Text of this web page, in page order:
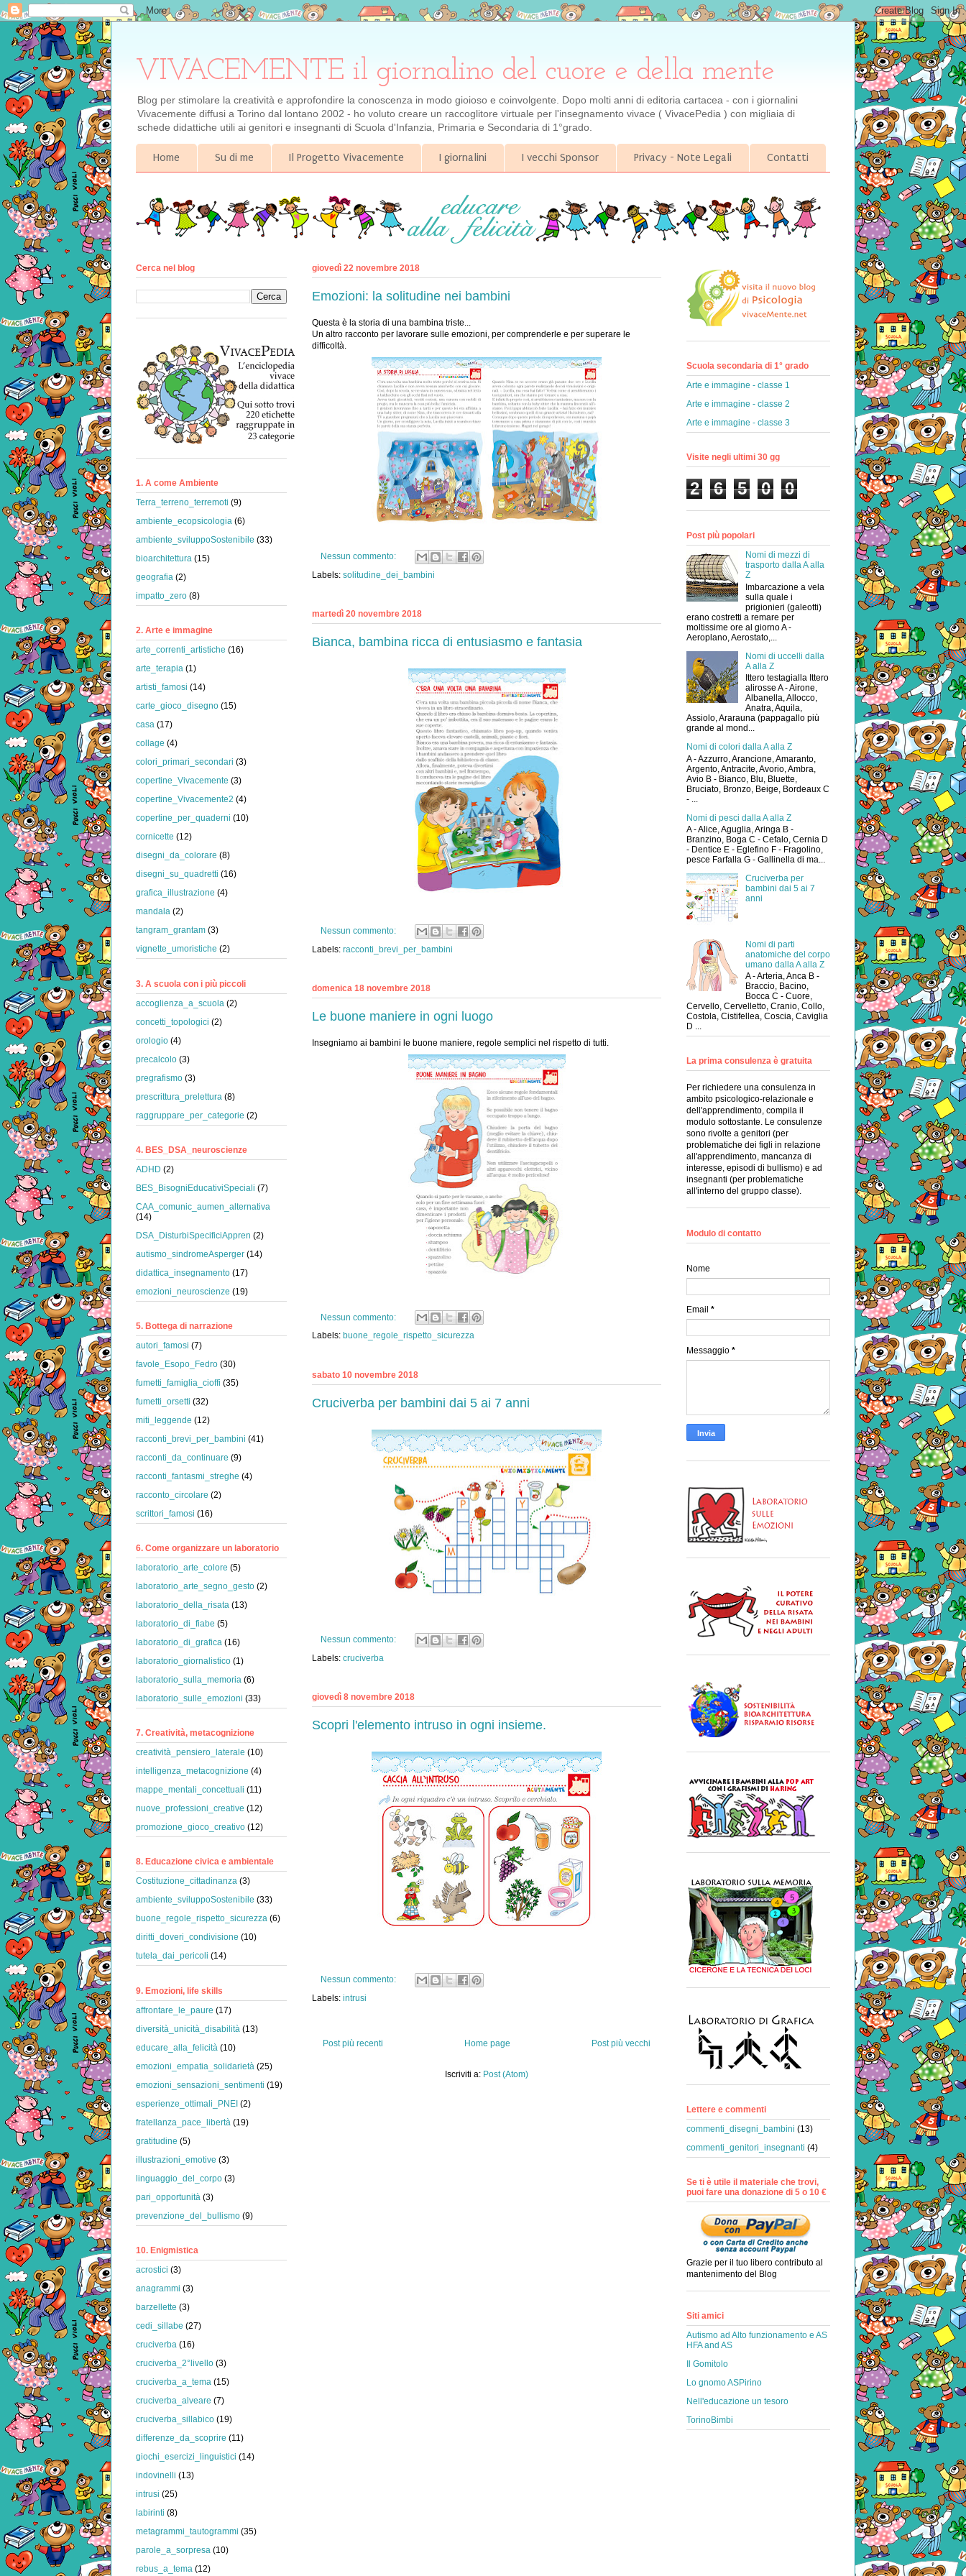
VIVACEMENTE il giornalino del cuore e della mente
Blog per stimolare la creatività e approfondire la conoscenza in modo gioioso e coinvolgente. Dopo molti anni di editoria cartacea - con i giornalini
Vivacemente diffusi a Torino dal lontano 2002 - ho voluto creare un raccoglitore virtuale per l'insegnamento vivace ( VivacePedia ) con migliaia di
schede didattiche utili ai genitori e insegnanti di Scuola d'Infanzia, Primaria e Secondaria di 1°grado.
Home Su di me Il Progetto Vivacemente I giornalini I vecchi Sponsor Privacy - Note Legali Contatti
giovedì 22 novembre 2018
Emozioni: la solitudine nei bambini
Questa è la storia di una bambina triste...
Un altro racconto per lavorare sulle emozioni, per comprenderle e per superare le
difficoltà.
Nessun commento:
Labels: solitudine_dei_bambini
martedì 20 novembre 2018
Bianca, bambina ricca di entusiasmo e fantasia
Nessun commento:
Labels: racconti_brevi_per_bambini
domenica 18 novembre 2018
Le buone maniere in ogni luogo
Insegniamo ai bambini le buone maniere, regole semplici nel rispetto di tutti.
Nessun commento:
Labels: buone_regole_rispetto_sicurezza
sabato 10 novembre 2018
Cruciverba per bambini dai 5 ai 7 anni
Nessun commento:
Labels: cruciverba
giovedì 8 novembre 2018
Scopri l'elemento intruso in ogni insieme.
Nessun commento:
Labels: intrusi
Post più recenti Post più vecchi
Home page
Iscriviti a: Post (Atom)
Cerca nel blog
1. A come Ambiente
Terra_terreno_terremoti (9)
ambiente_ecopsicologia (6)
ambiente_sviluppoSostenibile (33)
bioarchitettura (15)
geografia (2)
impatto_zero (8)
2. Arte e immagine
arte_correnti_artistiche (16)
arte_terapia (1)
artisti_famosi (14)
carte_gioco_disegno (15)
casa (17)
collage (4)
colori_primari_secondari (3)
copertine_Vivacemente (3)
copertine_Vivacemente2 (4)
copertine_per_quaderni (10)
cornicette (12)
disegni_da_colorare (8)
disegni_su_quadretti (16)
grafica_illustrazione (4)
mandala (2)
tangram_grantam (3)
vignette_umoristiche (2)
3. A scuola con i più piccoli
accoglienza_a_scuola (2)
concetti_topologici (2)
orologio (4)
precalcolo (3)
pregrafismo (3)
prescrittura_prelettura (8)
raggruppare_per_categorie (2)
4. BES_DSA_neuroscienze
ADHD (2)
BES_BisogniEducativiSpeciali (7)
CAA_comunic_aumen_alternativa
(14)
DSA_DisturbiSpecificiAppren (2)
autismo_sindromeAsperger (14)
didattica_insegnamento (17)
emozioni_neuroscienze (19)
5. Bottega di narrazione
autori_famosi (7)
favole_Esopo_Fedro (30)
fumetti_famiglia_cioffi (35)
fumetti_orsetti (32)
miti_leggende (12)
racconti_brevi_per_bambini (41)
racconti_da_continuare (9)
racconti_fantasmi_streghe (4)
racconto_circolare (2)
scrittori_famosi (16)
6. Come organizzare un laboratorio
laboratorio_arte_colore (5)
laboratorio_arte_segno_gesto (2)
laboratorio_della_risata (13)
laboratorio_di_fiabe (5)
laboratorio_di_grafica (16)
laboratorio_giornalistico (1)
laboratorio_sulla_memoria (6)
laboratorio_sulle_emozioni (33)
7. Creatività, metacognizione
creatività_pensiero_laterale (10)
intelligenza_metacognizione (4)
mappe_mentali_concettuali (11)
nuove_professioni_creative (12)
promozione_gioco_creativo (12)
8. Educazione civica e ambientale
Costituzione_cittadinanza (3)
ambiente_sviluppoSostenibile (33)
buone_regole_rispetto_sicurezza (6)
diritti_doveri_condivisione (10)
tutela_dai_pericoli (14)
9. Emozioni, life skills
affrontare_le_paure (17)
diversità_unicità_disabilità (13)
educare_alla_felicità (10)
emozioni_empatia_solidarietà (25)
emozioni_sensazioni_sentimenti (19)
esperienze_ottimali_PNEI (2)
fratellanza_pace_libertà (19)
gratitudine (5)
illustrazioni_emotive (3)
linguaggio_del_corpo (3)
pari_opportunità (3)
prevenzione_del_bullismo (9)
10. Enigmistica
acrostici (3)
anagrammi (3)
barzellette (3)
cedi_sillabe (27)
cruciverba (16)
cruciverba_2°livello (3)
cruciverba_a_tema (15)
cruciverba_alveare (7)
cruciverba_sillabico (19)
differenze_da_scoprire (11)
giochi_esercizi_linguistici (14)
indovinelli (13)
intrusi (25)
labirinti (8)
metagrammi_tautogrammi (35)
parole_a_sorpresa (10)
rebus_a_tema (12)
Scuola secondaria di 1° grado
Arte e immagine - classe 1
Arte e immagine - classe 2
Arte e immagine - classe 3
Visite negli ultimi 30 gg
2 6 5 0 0
Post più popolari
Nomi di mezzi di
trasporto dalla A alla
Z
Imbarcazione a vela
sulla quale i
prigionieri (galeotti)
erano costretti a remare per
moltissime ore al giorno A -
Aeroplano, Aerostato,...
Nomi di uccelli dalla
A alla Z
Ittero testagialla Ittero
alirosse A - Airone,
Albanella, Allocco,
Anatra, Aquila,
Assiolo, Ararauna (pappagallo più
grande al mond...
Nomi di colori dalla A alla Z
A - Azzurro, Arancione, Amaranto,
Argento, Antracite, Avorio, Ambra,
Avio B - Bianco, Blu, Bluette,
Bruciato, Bronzo, Beige, Bordeaux C
- ...
Nomi di pesci dalla A alla Z
A - Alice, Aguglia, Aringa B -
Branzino, Boga C - Cefalo, Cernia D
- Dentice E - Eglefino F - Fragolino,
pesce Farfalla G - Gallinella di ma...
Cruciverba per
bambini dai 5 ai 7
anni
Nomi di parti
anatomiche del corpo
umano dalla A alla Z
A - Arteria, Anca B -
Braccio, Bacino,
Bocca C - Cuore,
Cervello, Cervelletto, Cranio, Collo,
Costola, Cistifellea, Coscia, Caviglia
D ...
La prima consulenza è gratuita
Per richiedere una consulenza in
ambito psicologico-relazionale e
dell'apprendimento, compila il
modulo sottostante. Le consulenze
sono rivolte a genitori (per
problematiche dei figli in relazione
all'apprendimento, mancanza di
interesse, episodi di bullismo) e ad
insegnanti (per problematiche
all'interno del gruppo classe).
Modulo di contatto
Nome
Email *
Messaggio *
Lettere e commenti
commenti_disegni_bambini (13)
commenti_genitori_insegnanti (4)
Se ti è utile il materiale che trovi,
puoi fare una donazione di 5 o 10 €
Grazie per il tuo libero contributo al
mantenimento del Blog
Siti amici
Autismo ad Alto funzionamento e AS
HFA and AS
Il Gomitolo
Lo gnomo ASPirino
Nell'educazione un tesoro
TorinoBimbi